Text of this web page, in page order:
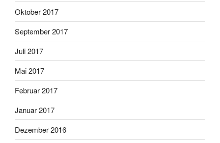
Oktober 2017
September 2017
Juli 2017
Mai 2017
Februar 2017
Januar 2017
Dezember 2016